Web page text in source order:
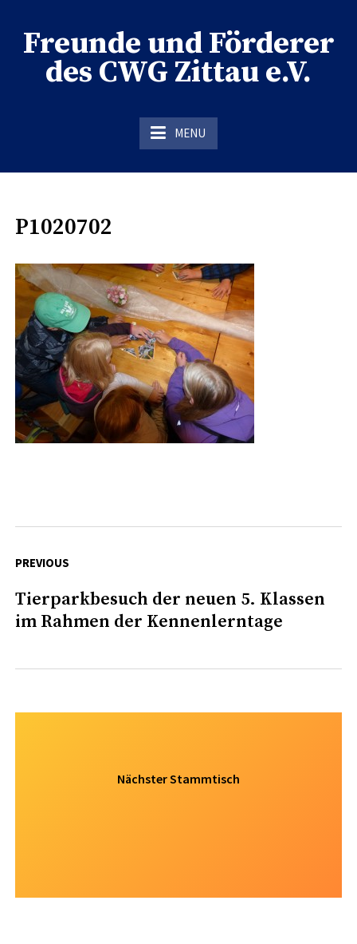
contentFreunde und Förderer
des CWG Zittau e.V.
MENU
P1020702
PREVIOUS
Previous
post:
Tierparkbesuch der neuen 5. Klassen
im Rahmen der Kennenlerntage
Nächster Stammtisch